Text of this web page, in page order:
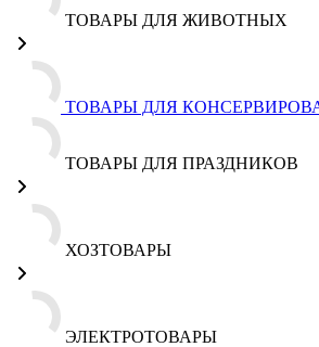
ТОВАРЫ ДЛЯ ЖИВОТНЫХ
ТОВАРЫ ДЛЯ
ТОВАРЫ ДЛЯ ПРАЗДНИКОВ
ХОЗТОВАРЫ
ЭЛЕКТРОТОВАРЫ